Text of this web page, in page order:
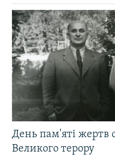
День пам'яті жертв
Великого терору